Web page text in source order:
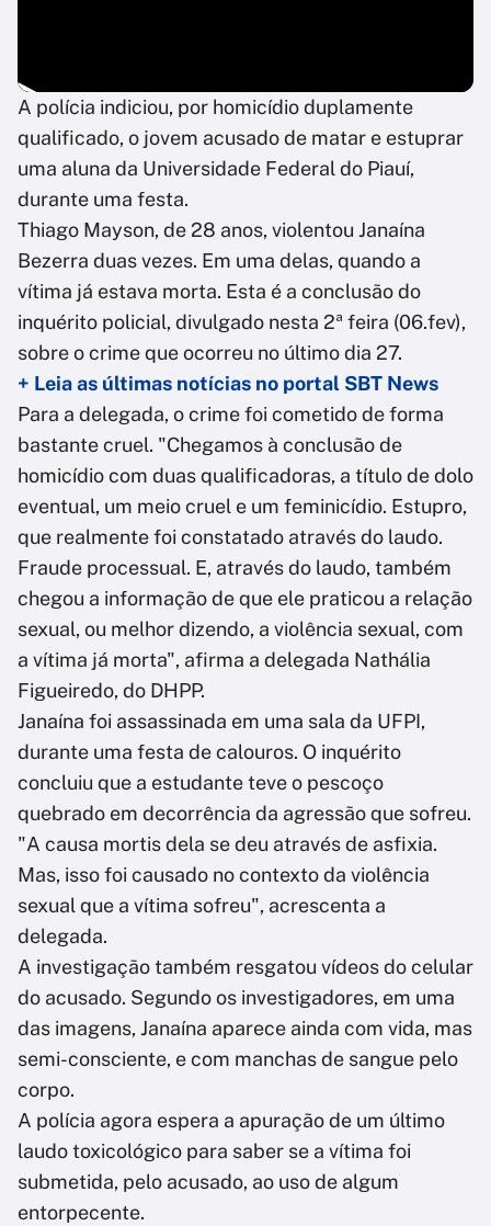
A polícia indiciou, por homicídio duplamente
qualificado, o jovem acusado de matar e estuprar
uma aluna da Universidade Federal do Piauí,
durante uma festa.
Thiago Mayson, de 28 anos, violentou Janaína
Bezerra duas vezes. Em uma delas, quando a
vítima já estava morta. Esta é a conclusão do
inquérito policial, divulgado nesta 2ª feira (06.fev),
sobre o crime que ocorreu no último dia 27.
+ Leia as últimas notícias no portal SBT News
Para a delegada, o crime foi cometido de forma
bastante cruel. "Chegamos à conclusão de
homicídio com duas qualificadoras, a título de dolo
eventual, um meio cruel e um feminicídio. Estupro,
que realmente foi constatado através do laudo.
Fraude processual. E, através do laudo, também
chegou a informação de que ele praticou a relação
sexual, ou melhor dizendo, a violência sexual, com
a vítima já morta", afirma a delegada Nathália
Figueiredo, do DHPP.
Janaína foi assassinada em uma sala da UFPI,
durante uma festa de calouros. O inquérito
concluiu que a estudante teve o pescoço
quebrado em decorrência da agressão que sofreu.
"A causa mortis dela se deu através de asfixia.
Mas, isso foi causado no contexto da violência
sexual que a vítima sofreu", acrescenta a
delegada.
A investigação também resgatou vídeos do celular
do acusado. Segundo os investigadores, em uma
das imagens, Janaína aparece ainda com vida, mas
semi-consciente, e com manchas de sangue pelo
corpo.
A polícia agora espera a apuração de um último
laudo toxicológico para saber se a vítima foi
submetida, pelo acusado, ao uso de algum
entorpecente.